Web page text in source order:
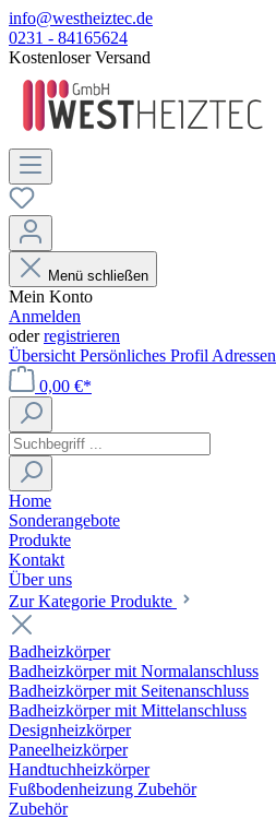
info@westheiztec.de
0231 - 84165624
Kostenloser Versand
Menü schließen
Mein Konto
Anmelden
oderregistrieren
Übersicht Persönliches Profil Adressen
0,00 €*
Home
Sonderangebote
Produkte
Kontakt
Über uns
Zur Kategorie Produkte
Badheizkörper
Badheizkörper mit Normalanschluss
Badheizkörper mit Seitenanschluss
Badheizkörper mit Mittelanschluss
Designheizkörper
Paneelheizkörper
Handtuchheizkörper
Fußbodenheizung Zubehör
Zubehör